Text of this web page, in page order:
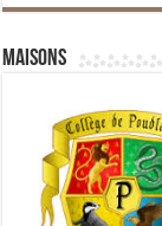
Maisons